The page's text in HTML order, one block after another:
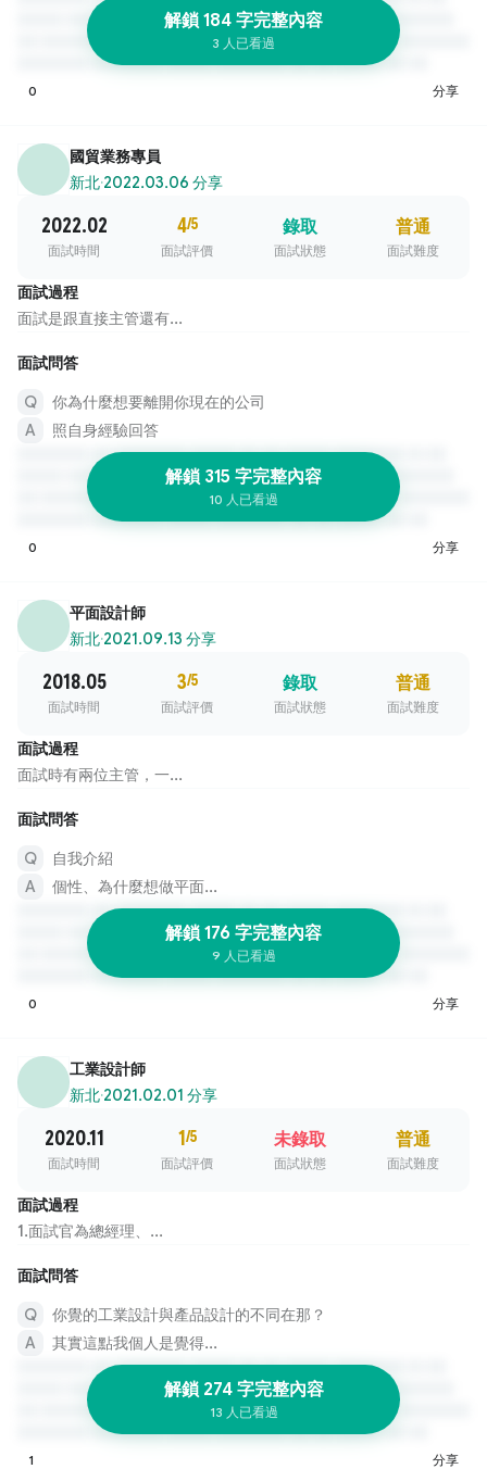
解鎖 184 字完整內容
3 人已看過
0 分享
國貿業務專員
新北·2022.03.06 分享
2022.02
面試時間
4/5
面試評價
錄取
面試狀態
普通
面試難度
面試過程
面試是跟直接主管還有...
面試問答
你為什麼想要離開你現在的公司
照自身經驗回答
解鎖 315 字完整內容
10 人已看過
0 分享
平面設計師
新北·2021.09.13 分享
2018.05
面試時間
3/5
面試評價
錄取
面試狀態
普通
面試難度
面試過程
面試時有兩位主管，一...
面試問答
自我介紹
個性、為什麼想做平面...
解鎖 176 字完整內容
9 人已看過
0 分享
工業設計師
新北·2021.02.01 分享
2020.11
面試時間
1/5
面試評價
未錄取
面試狀態
普通
面試難度
面試過程
1.面試官為總經理、...
面試問答
你覺的工業設計與產品設計的不同在那？
其實這點我個人是覺得...
解鎖 274 字完整內容
13 人已看過
1 分享